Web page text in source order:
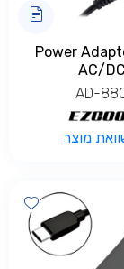
Power
AC/DC
AD-
מוצר